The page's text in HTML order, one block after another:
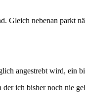
Gleich nebenan parkt
angestrebt wird, ein
ich bisher noch nie